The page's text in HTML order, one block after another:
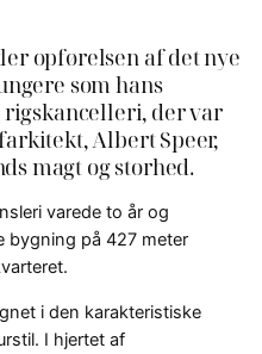
opførelsen af det nye
som hans
der var
Albert Speer,
magt og storhed.
varede to år og
bygning på 427 meter
i den karakteristiske
I hjertet af